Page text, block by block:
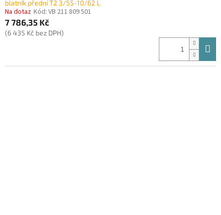
blatník přední T2 3/55-10/62 L
Na dotaz Kód: VB 211 809 501
7 786,35 Kč
(6 435 Kč bez DPH)